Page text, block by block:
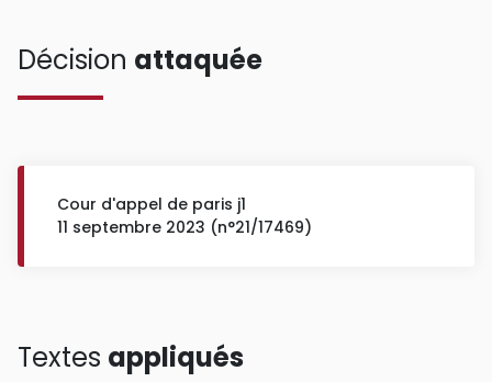
Décision attaquée
Cour d'appel de paris j1
11 septembre 2023 (n°21/17469)
Textes appliqués